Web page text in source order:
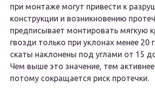
при монтаже могут привести к
конструкции и возникновению
предписывает монтировать мягкую
гвозди только при уклонах менее 20
скаты наклонены под углами от 15
Чем выше это значение, тем
потому сокращается риск протечки.